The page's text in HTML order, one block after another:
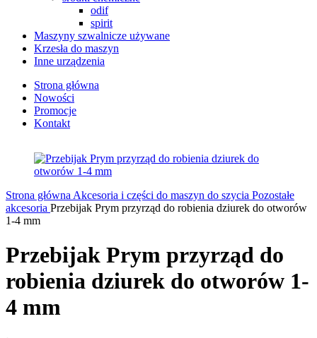
odif
spirit
Maszyny szwalnicze używane
Krzesła do maszyn
Inne urządzenia
Strona główna
Nowości
Promocje
Kontakt
Strona główna Akcesoria i części do maszyn do szycia Pozostałe
akcesoria Przebijak Prym przyrząd do robienia dziurek do otworów
1-4 mm
Przebijak Prym przyrząd do
robienia dziurek do otworów 1-
4 mm